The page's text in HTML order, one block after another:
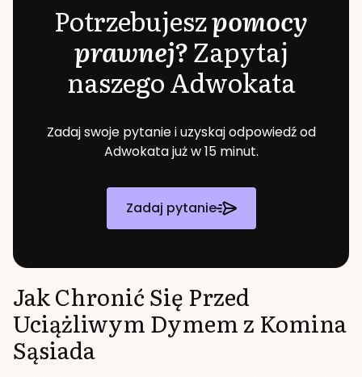
Potrzebujeszpomocy
prawnej?Zapytaj
naszego Adwokata
Zadaj swoje pytanie i uzyskaj odpowiedź od
Adwokata już w 15 minut.
Zadaj pytanie
Jak Chronić Się Przed
Uciążliwym Dymem z Komina
Sąsiada